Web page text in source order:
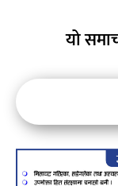
यो